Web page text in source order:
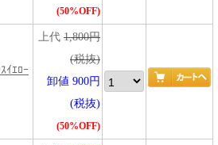
(50%OFF)
ｲｴﾛｰ
上代 1,800円
(税抜)
卸値 900円
(税抜)
(50%OFF)